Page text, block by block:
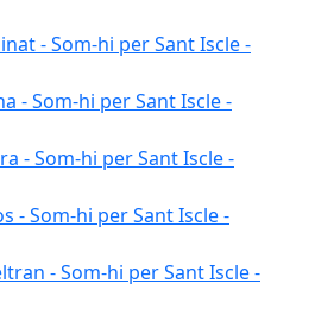
- Som-hi per Sant Iscle -
- Som-hi per Sant Iscle -
- Som-hi per Sant Iscle -
- Som-hi per Sant Iscle -
- Som-hi per Sant Iscle -